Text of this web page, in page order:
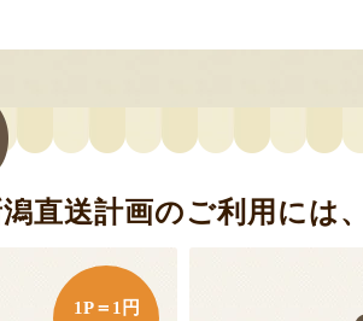
直送計画のご利用には、
1P＝1円